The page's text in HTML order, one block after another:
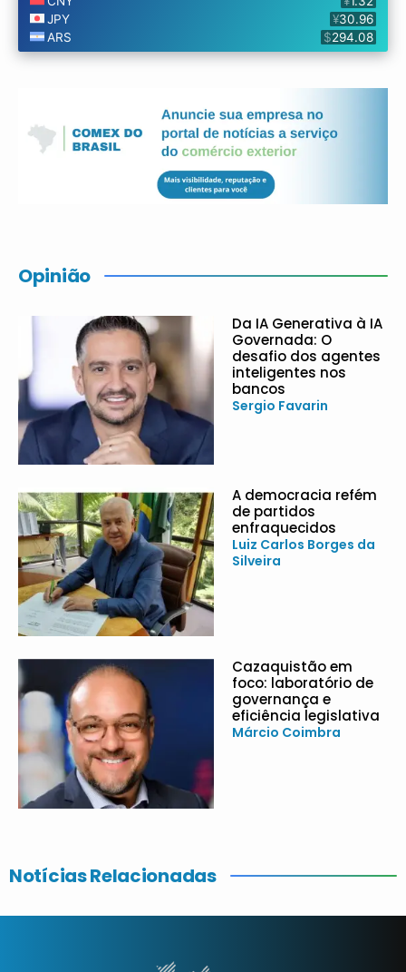
Opinião
Da IA Generativa à IA
Governada: O
desafio dos agentes
inteligentes nos
bancos
Sergio Favarin
A democracia refém
de partidos
enfraquecidos
Luiz Carlos Borges da
Silveira
Cazaquistão em
foco: laboratório de
governança e
eficiência legislativa
Márcio Coimbra
Notícias Relacionadas